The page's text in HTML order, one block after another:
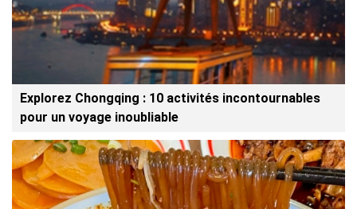
Explorez Chongqing : 10 activités incontournables
pour un voyage inoubliable